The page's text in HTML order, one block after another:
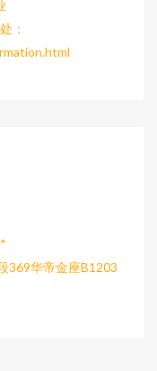
：
369华帝金座B1203